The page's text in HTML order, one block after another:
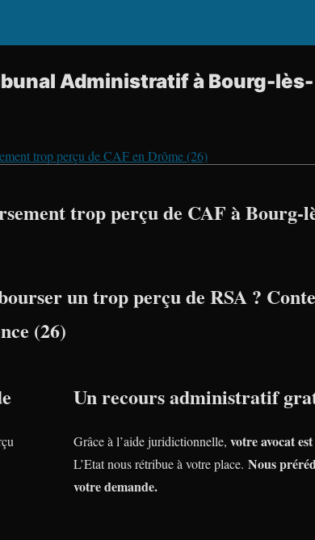
Administratif à Bourg-lès-
trop perçu de CAF en Drôme (26)
trop perçu de CAF à Bourg-
un trop perçu de RSA ?
(26)
Un recours administratif
Grâce à l’aide juridictionnelle, votre avocat
L’Etat nous rétribue à votre place. Nous
votre demande.